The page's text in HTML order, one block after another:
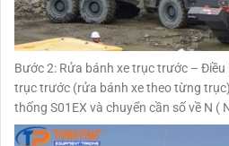
Bước 2: Rửa bánh xe trục trước –
trục trước (rửa bánh xe theo từng
thống S01EX và chuyển cần số về N (